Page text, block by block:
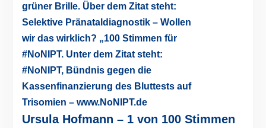
Ursula Hofmann – 1 von 100 Stimmen